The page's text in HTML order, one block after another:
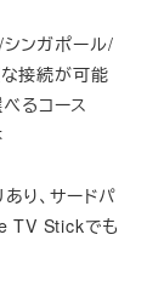
ンガポール/
な接続が可能
るコース
り、サードパ
TV Stickでも